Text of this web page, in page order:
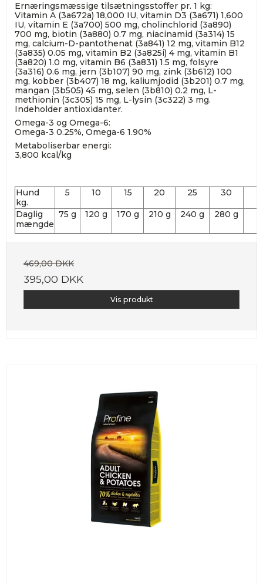
Ernæringsmæssige tilsætningsstoffer pr. 1 kg:
Vitamin A (3a672a) 18,000 IU, vitamin D3 (3a671) 1,600
IU, vitamin E (3a700) 500 mg, cholinchlorid (3a890)
700 mg, biotin (3a880) 0.7 mg, niacinamid (3a314) 15
mg, calcium-D-pantothenat (3a841) 12 mg, vitamin B12
(3a835) 0.05 mg, vitamin B2 (3a825i) 4 mg, vitamin B1
(3a820) 1.0 mg, vitamin B6 (3a831) 1.5 mg, folsyre
(3a316) 0.6 mg, jern (3b107) 90 mg, zink (3b612) 100
mg, kobber (3b407) 18 mg, kaliumjodid (3b201) 0.7 mg,
mangan (3b505) 45 mg, selen (3b810) 0.2 mg, L-
methionin (3c305) 15 mg, L-lysin (3c322) 3 mg.
Indeholder antioxidanter.
Omega-3 og Omega-6:
Omega-3 0.25%, Omega-6 1.90%
Metaboliserbar energi:
3,800 kcal/kg
Hund
kg.
5 10 15 20 25 30
Daglig
mængde
75 g 120 g 170 g 210 g 240 g
280 g
469,00 DKK
395,00 DKK
Vis produkt